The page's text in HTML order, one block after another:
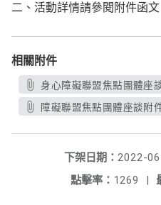
二、活動詳情請參閱附件函
相關附件
身心障礙聯盟焦點團體座
障礙聯盟焦點團體座談附
下架日期： 2022-
點擊率： 1269 |